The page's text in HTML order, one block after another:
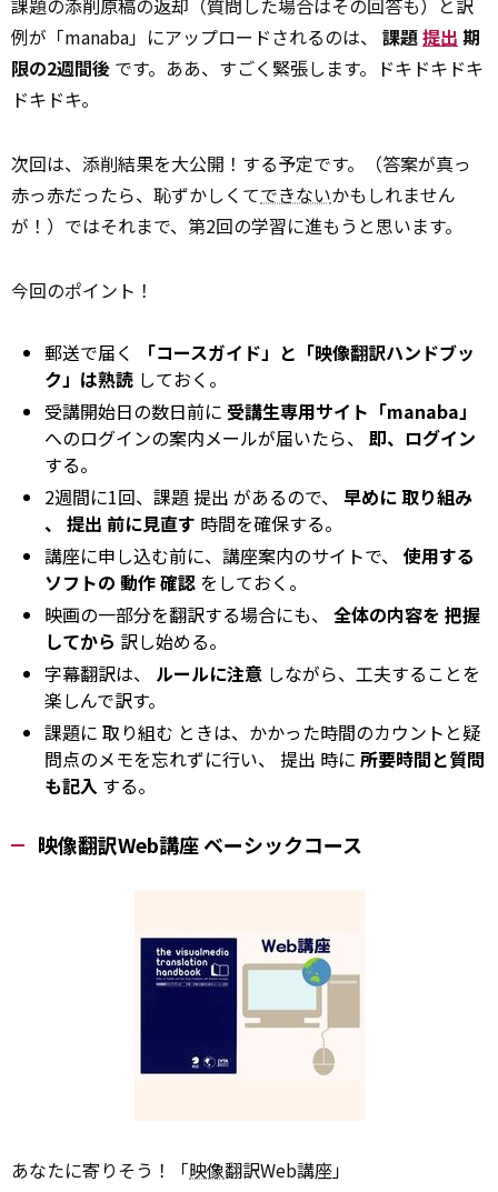
課題の添削原稿の返却（質問した場合はその回答も）と訳
例が「manaba」にアップロードされるのは、 課題提出 期
限の2週間後 です。ああ、すごく緊張します。ドキドキドキ
ドキドキ。
次回は、添削結果を大公開！する予定です。（答案が真っ
赤っ赤だったら、恥ずかしくてできないかもしれません
が！）ではそれまで、第2回の学習に進もうと思います。
今回のポイント！
郵送で届く
「コースガイド」と「映像翻訳ハンドブッ
ク」は熟読 しておく。
受講開始日の数日前に 受講生専用サイト「manaba」
へのログインの案内メールが届いたら、 即、ログイン
する。
2週間に1回、課題提出 があるので、 早めに取り組み
、 提出 前に見直す 時間を確保する。
講座に申し込む前に、講座案内のサイトで、 使用する
ソフトの 動作確認 をしておく。
映画の一部分を翻訳する場合にも、 全体の内容を 把握
してから 訳し始める。
字幕翻訳は、 ルールに注意 しながら、工夫することを
楽しんで訳す。
課題に 取り組む ときは、かかった時間のカウントと疑
問点のメモを忘れずに行い、 提出 時に 所要時間と質問
も記入 する。
映像翻訳Web講座 ベーシックコース
あなたに寄りそう！「映像翻訳Web講座」